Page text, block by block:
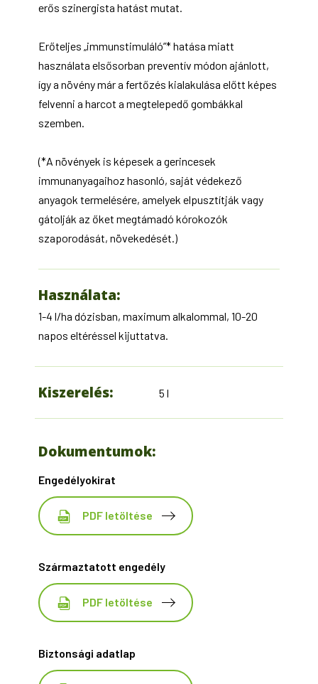
erős szinergista hatást mutat.
Erőteljes „immunstimuláló”* hatása miatt
használata elsősorban preventív módon ajánlott,
így a növény már a fertőzés kialakulása előtt képes
felvenni a harcot a megtelepedő gombákkal
szemben.
(*A növények is képesek a gerincesek
immunanyagaihoz hasonló, saját védekező
anyagok termelésére, amelyek elpusztítják vagy
gátolják az őket megtámadó kórokozók
szaporodását, növekedését.)
Használata:
1-4 l/ha dózisban, maximum alkalommal, 10-20
napos eltéréssel kijuttatva.
Kiszerelés: 5 l
Dokumentumok:
Engedélyokirat
PDF letöltése
Származtatott engedély
PDF letöltése
Biztonsági adatlap